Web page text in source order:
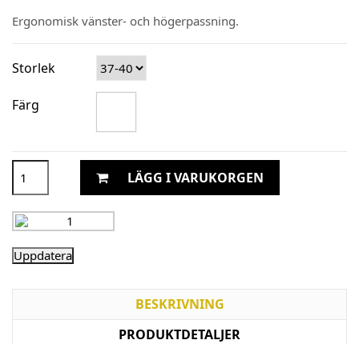
Ergonomisk vänster- och högerpassning.
Storlek
Färg
LÄGG I VARUKORGEN
BESKRIVNING
PRODUKTDETALJER